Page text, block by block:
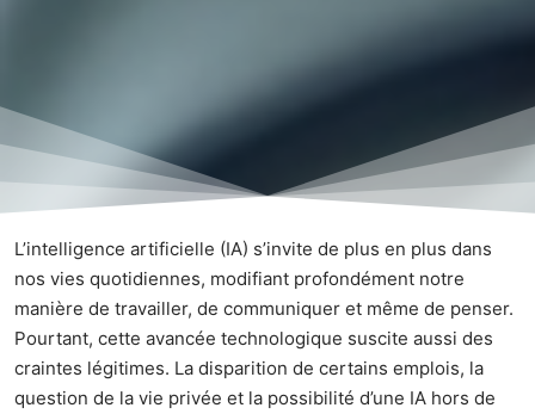
L’intelligence artificielle (IA) s’invite de plus en plus dans
nos vies quotidiennes, modifiant profondément notre
manière de travailler, de communiquer et même de penser.
Pourtant, cette avancée technologique suscite aussi des
craintes légitimes. La disparition de certains emplois, la
question de la vie privée et la possibilité d’une IA hors de